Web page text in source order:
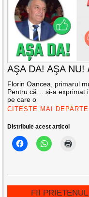
AŞA DA! AŞA
Florin Oancea, primarul
Pentru că… și-a exprimat
pe care o
CITEȘTE MAI DEPARTE
Distribuie acest articol
FII